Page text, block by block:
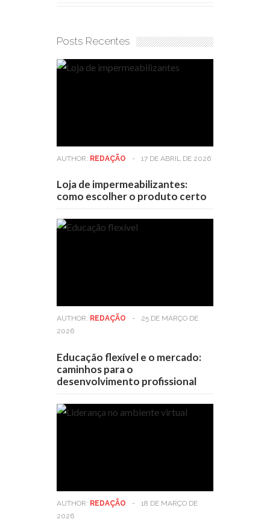
Posts Recentes
AUTHOR: REDAÇÃO - 17 DE ABRIL DE 2026
Loja de impermeabilizantes:
como escolher o produto certo
AUTHOR: REDAÇÃO -
25 DE MARÇO DE
2026
Educação flexível e o mercado:
caminhos para o
desenvolvimento profissional
AUTHOR: REDAÇÃO -
18 DE MARÇO DE
2026